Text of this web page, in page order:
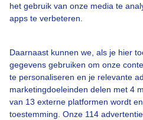
het gebruik van onze media te
apps te verbeteren.
Daarnaast kunnen we, als je hier
gegevens gebruiken om onze
te personaliseren en je relevante
marketingdoeleinden delen met 4
van 13 externe platformen wordt
toestemming. Onze 114